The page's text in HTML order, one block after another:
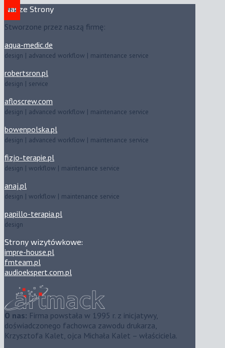
Nasze Strony
Stworzone przez naszą firmę:
aqua-medic.de
design | advanced workflow | maintenance service
robertsron.pl
design | service
afloscrew.com
design | advanced workflow | maintenance service
bowenpolska.pl
design | advanced workflow | maintenance service
fizjo-terapie.pl
design | workflow | maintenance service
anaj.pl
design | workflow | maintenance service
papillo-terapia.pl
design
Strony wizytówkowe:
impre-house.pl
fmteam.pl
audioekspert.com.pl
O nas: Firma powstała w 1995 r. z inicjatywy,
doświadczonego fachowca zawodu drukarza,
Krzysztofa Kalet, ojca Michała Kalet – właściciela.